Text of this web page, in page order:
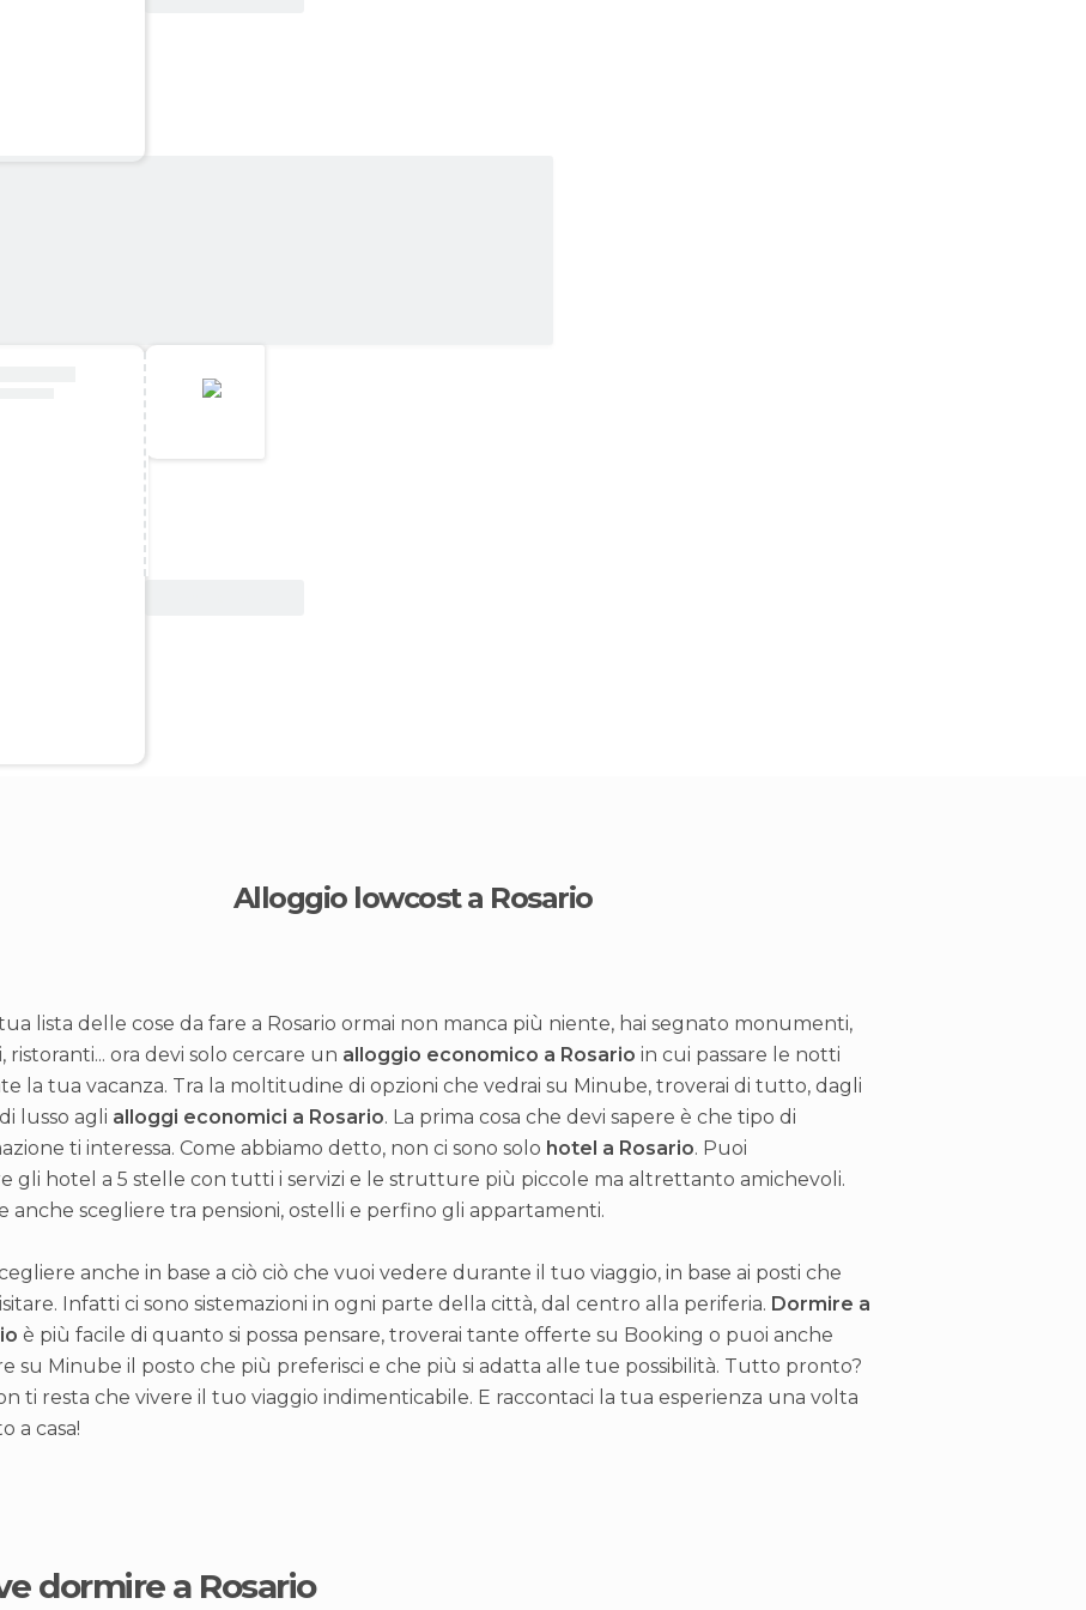
Alloggio lowcost a Rosario
lista delle cose da fare a Rosario ormai non manca più niente, hai segnato monumenti,
ristoranti... ora devi solo cercare un alloggio economico a Rosario in cui passare le notti
la tua vacanza. Tra la moltitudine di opzioni che vedrai su Minube, troverai di tutto, dagli
lusso agli alloggi economici a Rosario. La prima cosa che devi sapere è che tipo di
ti interessa. Come abbiamo detto, non ci sono solo hotel a Rosario. Puoi
gli hotel a 5 stelle con tutti i servizi e le strutture più piccole ma altrettanto amichevoli.
anche scegliere tra pensioni, ostelli e perfino gli appartamenti.
anche in base a ciò ciò che vuoi vedere durante il tuo viaggio, in base ai posti che
Infatti ci sono sistemazioni in ogni parte della città, dal centro alla periferia. Dormire a
è più facile di quanto si possa pensare, troverai tante offerte su Booking o puoi anche
su Minube il posto che più preferisci e che più si adatta alle tue possibilità. Tutto pronto?
ti resta che vivere il tuo viaggio indimenticabile. E raccontaci la tua esperienza una volta
a casa!
dormire a Rosario